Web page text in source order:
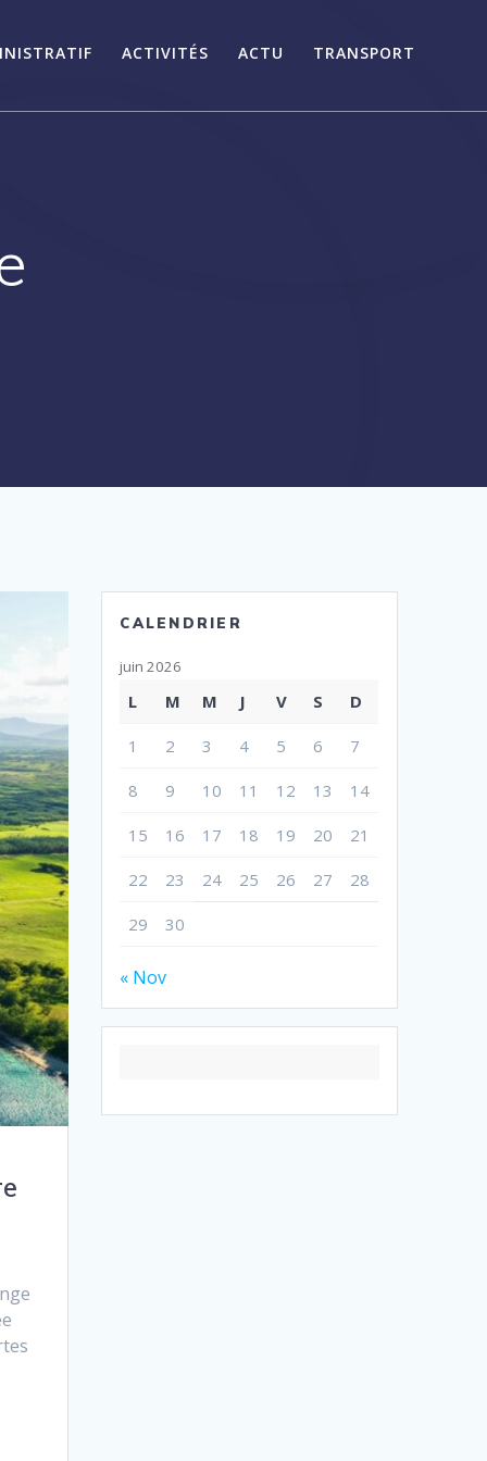
ACTIVITÉS ACTU TRANSPORT
CALENDRIER
juin 2026
L M M J V S D
1 2 3 4 5 6 7
8 9 10 11 12 13 14
15 16 17 18 19 20 21
22 23 24 25 26 27 28
29 30
« Nov